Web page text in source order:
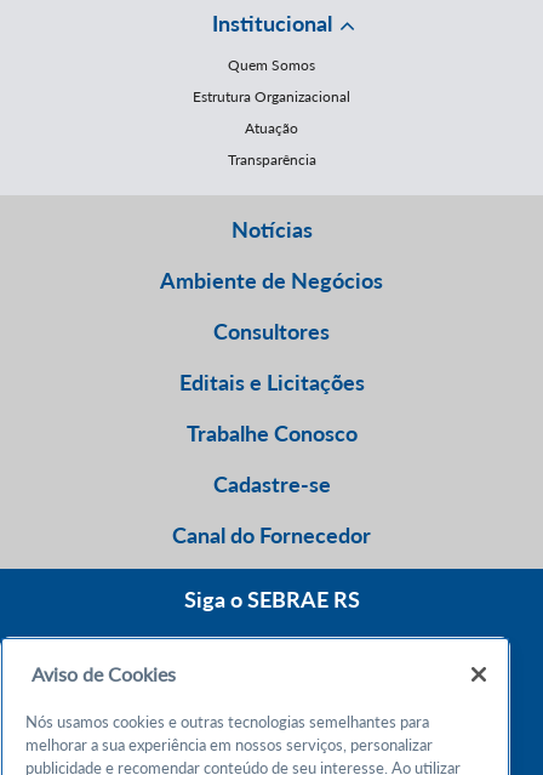
Institucional
Quem Somos
Estrutura Organizacional
Atuação
Transparência
Notícias
Ambiente de Negócios
Consultores
Editais e Licitações
Trabalhe Conosco
Cadastre-se
Canal do Fornecedor
Siga o SEBRAE RS
Atendimento 24h
Aviso de Cookies
Nós usamos cookies e outras tecnologias semelhantes para
melhorar a sua experiência em nossos serviços, personalizar
publicidade e recomendar conteúdo de seu interesse. Ao utilizar